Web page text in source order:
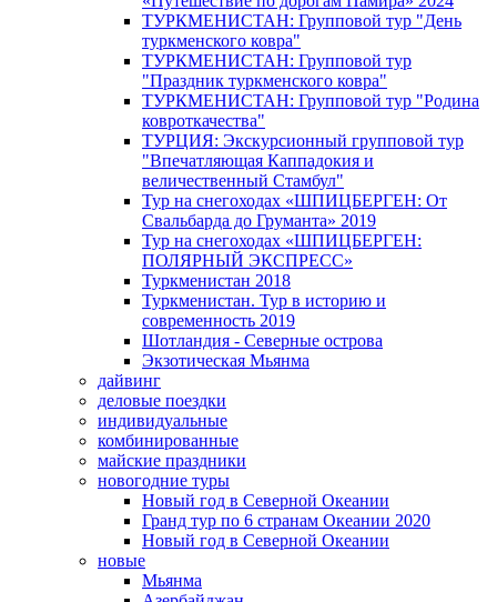
ТУРКМЕНИСТАН: Групповой тур "День
туркменского ковра"
ТУРКМЕНИСТАН: Групповой тур
"Праздник туркменского ковра"
ТУРКМЕНИСТАН: Групповой тур "Родина
ковроткачества"
ТУРЦИЯ: Экскурсионный групповой тур
"Впечатляющая Каппадокия и
величественный Стамбул"
Тур на снегоходах «ШПИЦБЕРГЕН: От
Свальбарда до Груманта» 2019
Тур на снегоходах «ШПИЦБЕРГЕН:
ПОЛЯРНЫЙ ЭКСПРЕСС»
Туркменистан 2018
Туркменистан. Тур в историю и
современность 2019
Шотландия - Северные острова
Экзотическая Мьянма
дайвинг
деловые поездки
индивидуальные
комбинированные
майские праздники
новогодние туры
Новый год в Северной Океании
Гранд тур по 6 странам Океании 2020
Новый год в Северной Океании
новые
Мьянма